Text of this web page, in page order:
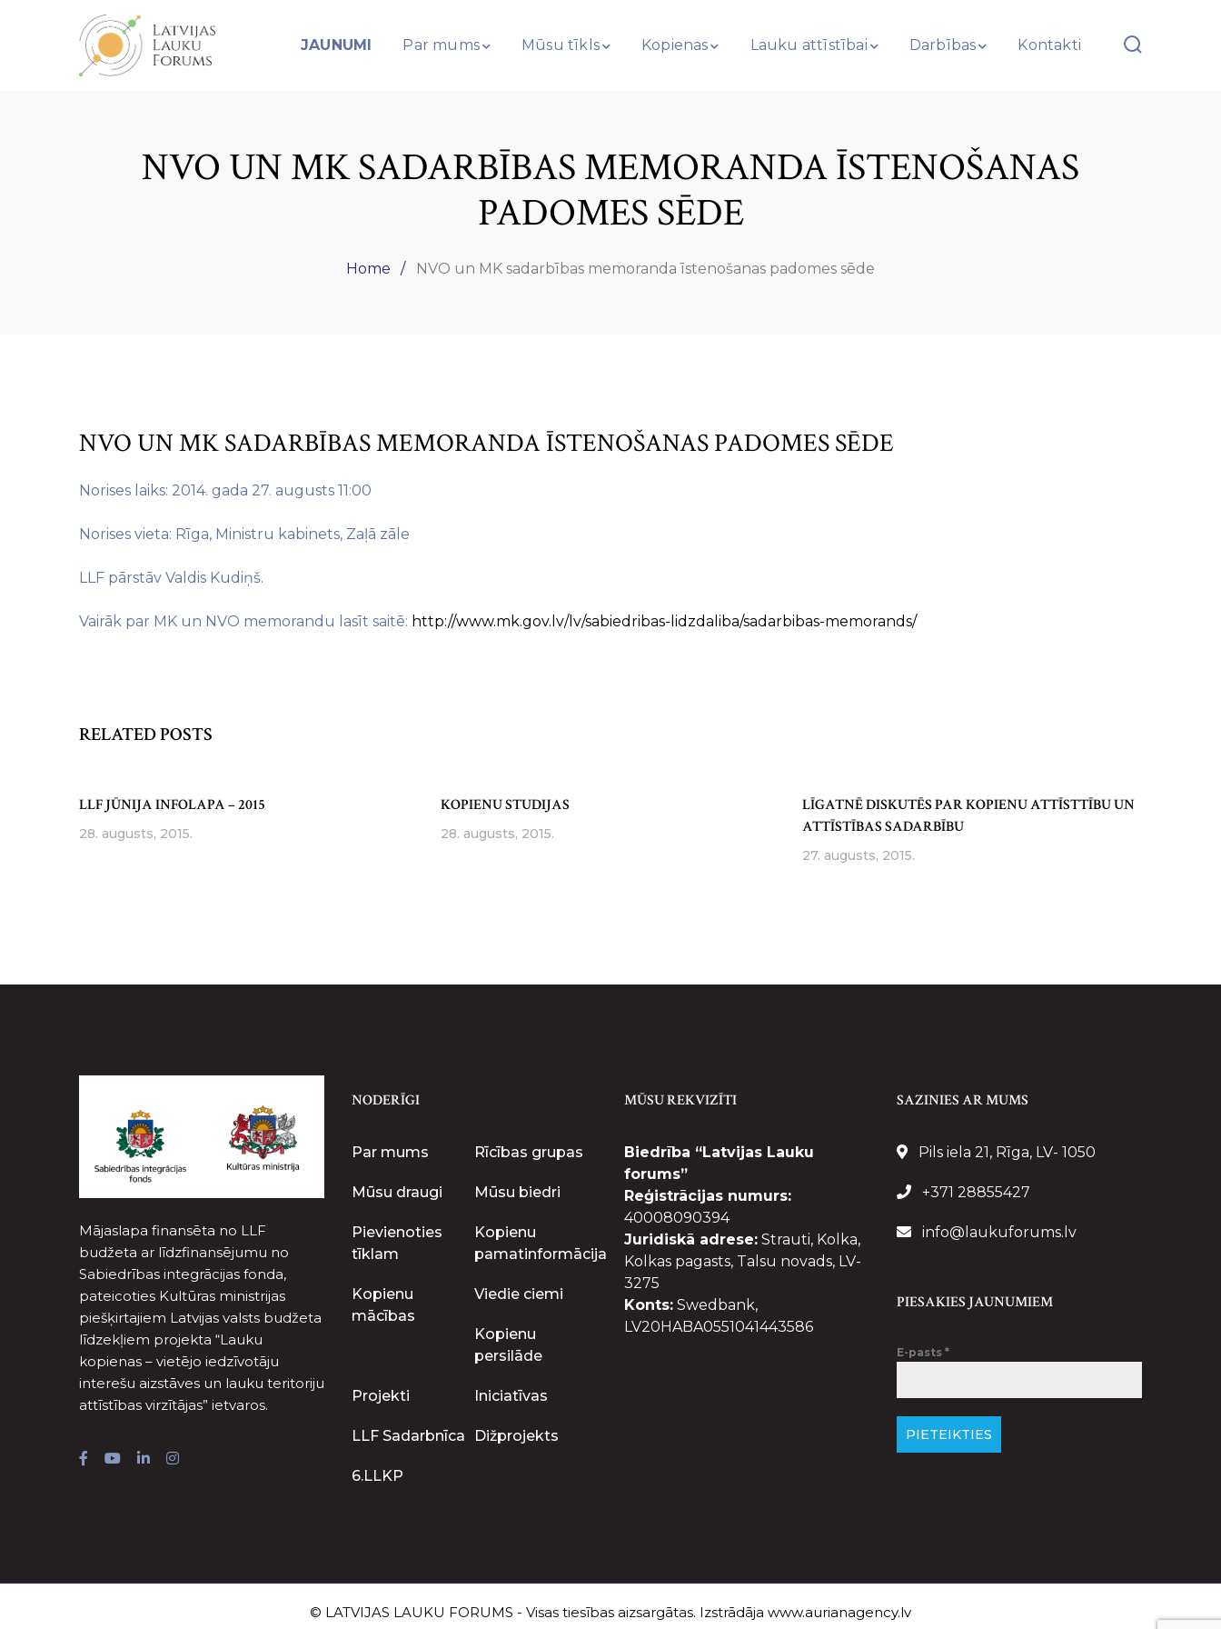
JAUNUMI Par mums Mūsu tīkls Kopienas Lauku attīstībai Darbības Kontakti
NVO UN MK SADARBĪBAS MEMORANDA ĪSTENOŠANAS
PADOMES SĒDE
Home NVO un MK sadarbības memoranda īstenošanas padomes sēde
NVO UN MK SADARBĪBAS MEMORANDA ĪSTENOŠANAS PADOMES SĒDE
Norises laiks: 2014. gada 27. augusts 11:00
Norises vieta: Rīga, Ministru kabinets, Zaļā zāle
LLF pārstāv Valdis Kudiņš.
Vairāk par MK un NVO memorandu lasīt saitē: http://www.mk.gov.lv/lv/sabiedribas-lidzdaliba/sadarbibas-memorands/
RELATED POSTS
LLF JŪNIJA INFOLAPA – 2015
28. augusts, 2015.
KOPIENU STUDIJAS
28. augusts, 2015.
LĪGATNĒ DISKUTĒS PAR KOPIENU ATTĪSTTĪBU UN
ATTĪSTĪBAS SADARBĪBU
27. augusts, 2015.
Mājaslapa finansēta no LLF
budžeta ar līdzfinansējumu no
Sabiedrības integrācijas fonda,
pateicoties Kultūras ministrijas
piešķirtajiem Latvijas valsts budžeta
līdzekļiem projekta “Lauku
kopienas – vietējo iedzīvotāju
interešu aizstāves un lauku teritoriju
attīstības virzītājas” ietvaros.
NODERĪGI
Par mums Rīcības grupas
Mūsu draugi Mūsu biedri
Pievienoties
tīklam
Kopienu
pamatinformācija
Kopienu
mācības
Viedie ciemi
Kopienu
persilāde
Projekti Iniciatīvas
LLF Sadarbnīca Dižprojekts
6.LLKP
MŪSU REKVIZĪTI
Biedrība “Latvijas Lauku
forums”
Reģistrācijas numurs:
40008090394
Juridiskā adrese: Strauti, Kolka,
Kolkas pagasts, Talsu novads, LV-
3275
Konts: Swedbank,
LV20HABA0551041443586
SAZINIES AR MUMS
Pils iela 21, Rīga, LV- 1050
+371 28855427
info@laukuforums.lv
PIESAKIES JAUNUMIEM
E-pasts *
PIETEIKTIES
© LATVIJAS LAUKU FORUMS - Visas tiesības aizsargātas. Izstrādāja www.aurianagency.lv